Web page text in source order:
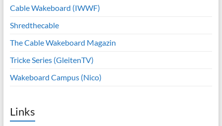
Cable Wakeboard (IWWF)
Shredthecable
The Cable Wakeboard Magazin
Tricke Series (GleitenTV)
Wakeboard Campus (Nico)
Links